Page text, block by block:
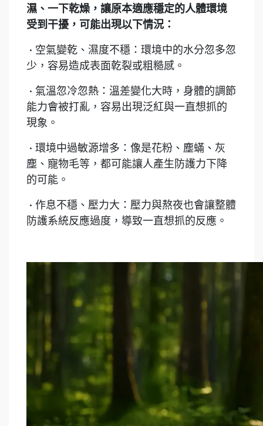
濕、一下乾燥，讓原本適應穩定的人體環境
受到干擾，可能出現以下情況：
• 空氣變乾、濕度不穩：環境中的水分忽多忽
少，容易造成表面乾裂或粗糙感。
• 氣溫忽冷忽熱：溫差變化大時，身體的調節
能力會被打亂，容易出現泛紅與一直想抓的
現象。
• 環境中過敏源增多：像是花粉、塵蟎、灰
塵、寵物毛等，都可能讓人產生防護力下降
的可能。
• 作息不穩、壓力大：壓力與熬夜也會讓整體
防護系統反應過度，導致一直想抓的反應。